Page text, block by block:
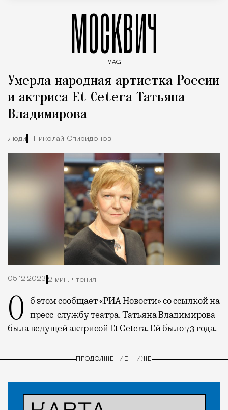
МОСКВИЧ
MAG
Умерла народная артистка России
и актриса Et Cetera Татьяна
Владимирова
Люди Николай Спиридонов
05.12.2023 2 мин. чтения
Об этом сообщает «РИА Новости» со ссылкой на пресс-службу театра. Татьяна Владимирова
была ведущей актрисой Et Cetera. Ей было 73 года.
ПРОДОЛЖЕНИЕ НИЖЕ